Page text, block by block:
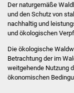
Der naturgemäße
und den Schutz von
nachhaltig und
und ökologischen
Die ökologische
Betrachtung der im
weitgehende Nutzung
ökonomischen